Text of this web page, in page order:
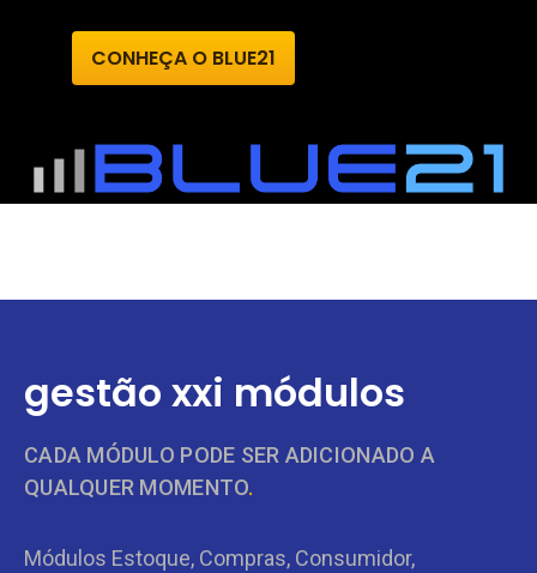
CONHEÇA O BLUE21
gestão xxi módulos
CADA MÓDULO PODE SER ADICIONADO A
QUALQUER MOMENTO.
Módulos Estoque, Compras, Consumidor,